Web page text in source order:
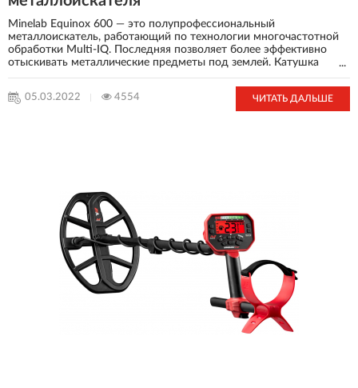
Minelab Equinox 600 — это полупрофессиональный
металлоискатель, работающий по технологии многочастотной
обработки Multi-IQ. Последняя позволяет более эффективно
отыскивать металлические предметы под землей. Катушка
металлодетектора имеет эллиптическую форму. Ее габариты
составляют 27,9x27,9 см, длина штанги — 1,44 м. Вес прибора в
сборке — 1,3 кг. В устройстве можно настроить несколько
частот поиска одновременно или каждую по отдельности. Оно
...
05.03.2022 4554 ЧИТАТЬ ДАЛЬШЕ